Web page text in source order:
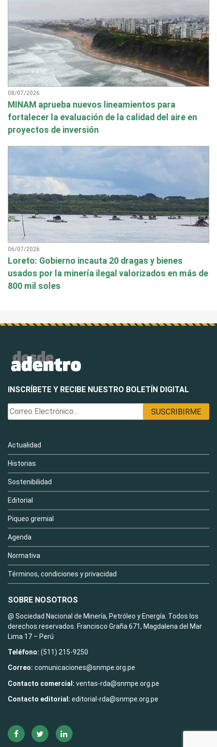
08/07/2026
MINAM aprueba nuevos lineamientos para
fortalecer la evaluación de la calidad del aire en
proyectos de inversión
06/07/2026
Loreto: Gobierno incauta 20 dragas y bienes
usados por la minería ilegal valorizados en más de
800 mil soles
INSCRÍBETE Y RECIBE NUESTRO BOLETÍN DIGITAL
Actualidad
Historias
Sostenibilidad
Editorial
Piqueo gremial
Agenda
Normativa
Términos, condiciones y privacidad
SOBRE NOSOTROS
@ Sociedad Nacional de Minería, Petróleo y Energía. Todos los
derechos reservados. Francisco Graña 671, Magdalena del Mar
Lima 17 – Perú
Teléfono: (511) 215-9250
Correo: comunicaciones@snmpe.org.pe
Contacto comercial: ventas-rda@snmpe.org.pe
Contacto editorial: editorial-rda@snmpe.org.pe